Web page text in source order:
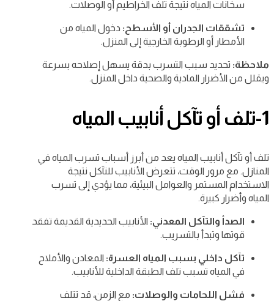
سخانات المياه نتيجة تلف الخراطيم أو الوصلات.
تشققات الجدران أو الأسطح: دخول المياه من
الأمطار أو الرطوبة الخارجية إلى المنزل.
ملاحظة: تحديد سبب التسرب بدقة يسهل إصلاحه بسرعة
ويقلل من الأضرار المادية والصحية داخل المنزل.
1-تلف أو تآكل أنابيب المياه
تلف أو تآكل أنابيب المياه يعد من أبرز أسباب تسرب المياه في
المنازل. مع مرور الوقت، تتعرض الأنابيب للتآكل نتيجة
الاستخدام المستمر والعوامل البيئية، مما يؤدي إلى تسرب
المياه وأضرار كبيرة.
الصدأ والتآكل المعدني: الأنابيب الحديدية القديمة تفقد
قوتها وتبدأ بالتسريب.
تآكل داخلي بسبب المياه العسرة: المعادن والأملاح
في المياه تسبب تلف الطبقة الداخلية للأنابيب.
فشل اللحامات والوصلات: مع الزمن، قد تتلف